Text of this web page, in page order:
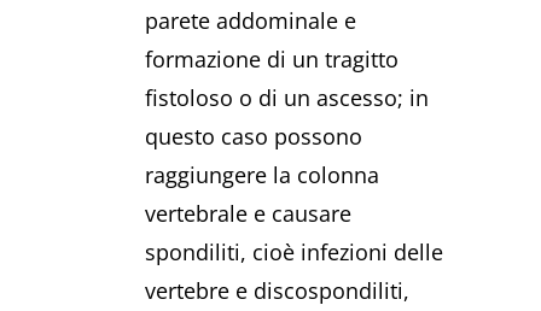
parete addominale e
formazione di un tragitto
fistoloso o di un ascesso; in
questo caso possono
raggiungere la colonna
vertebrale e causare
spondiliti, cioè infezioni delle
vertebre e discospondiliti,